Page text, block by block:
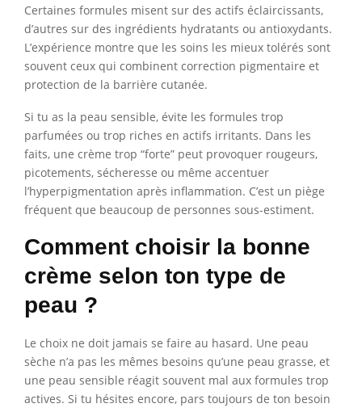
Certaines formules misent sur des actifs éclaircissants,
d’autres sur des ingrédients hydratants ou antioxydants.
L’expérience montre que les soins les mieux tolérés sont
souvent ceux qui combinent correction pigmentaire et
protection de la barrière cutanée.
Si tu as la peau sensible, évite les formules trop
parfumées ou trop riches en actifs irritants. Dans les
faits, une crème trop “forte” peut provoquer rougeurs,
picotements, sécheresse ou même accentuer
l’hyperpigmentation après inflammation. C’est un piège
fréquent que beaucoup de personnes sous-estiment.
Comment choisir la bonne
crème selon ton type de
peau ?
Le choix ne doit jamais se faire au hasard. Une peau
sèche n’a pas les mêmes besoins qu’une peau grasse, et
une peau sensible réagit souvent mal aux formules trop
actives. Si tu hésites encore, pars toujours de ton besoin